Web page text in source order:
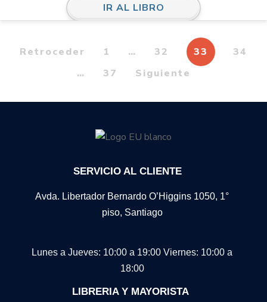
IR AL LIBRO
Retroceder 1 … 32 33
34
…
37 Siguiente
SERVICIO AL CLIENTE
Avda. Libertador Bernardo O’Higgins 1050, 1°
piso, Santiago
Lunes a Jueves: 10:00 a 19:00 Viernes: 10:00 a
18:00
LIBRERIA Y MAYORISTA